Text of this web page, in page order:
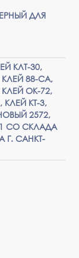
ДЛЯ
КЛТ-30,
88-СА,
ОК-72,
КЛЕЙ КТ-3,
2572,
1 СО СКЛАДА
Г. САНКТ-